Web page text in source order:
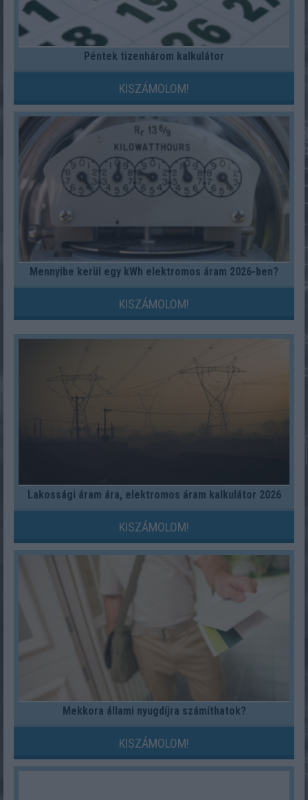
Péntek tizenhárom kalkulátor
KISZÁMOLOM!
Mennyibe kerül egy kWh elektromos áram 2026-ben?
KISZÁMOLOM!
Lakossági áram ára, elektromos áram kalkulátor 2026
KISZÁMOLOM!
Mekkora állami nyugdíjra számíthatok?
KISZÁMOLOM!